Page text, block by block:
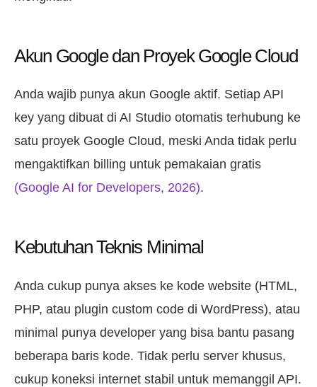
Akun Google dan Proyek Google Cloud
Anda wajib punya akun Google aktif. Setiap API
key yang dibuat di AI Studio otomatis terhubung ke
satu proyek Google Cloud, meski Anda tidak perlu
mengaktifkan billing untuk pemakaian gratis
(Google AI for Developers, 2026).
Kebutuhan Teknis Minimal
Anda cukup punya akses ke kode website (HTML,
PHP, atau plugin custom code di WordPress), atau
minimal punya developer yang bisa bantu pasang
beberapa baris kode. Tidak perlu server khusus,
cukup koneksi internet stabil untuk memanggil API.